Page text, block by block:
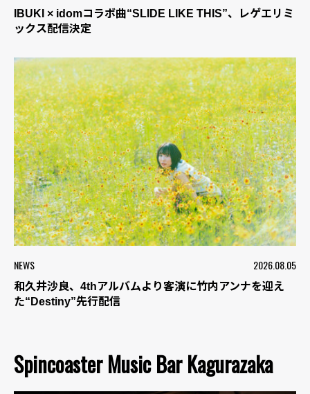
IBUKI × idomコラボ曲“SLIDE LIKE THIS”、レゲエリミ
ックス配信決定
NEWS 2026.08.05
和久井沙良、4thアルバムより客演に竹内アンナを迎え
た“Destiny”先行配信
Spincoaster Music Bar Kagurazaka